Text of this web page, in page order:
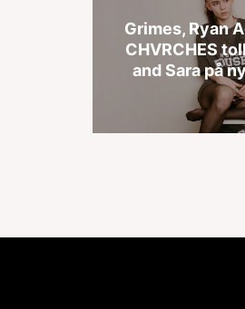
Grimes, Ryan
CHVRCHES
and Sara på